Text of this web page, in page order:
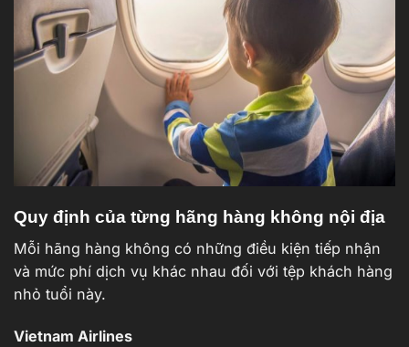
Quy định của từng hãng hàng không nội địa
Mỗi hãng hàng không có những điều kiện tiếp nhận
và mức phí dịch vụ khác nhau đối với tệp khách hàng
nhỏ tuổi này.
Vietnam Airlines